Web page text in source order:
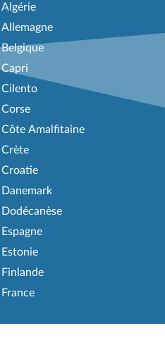
Algérie
Allemagne
Belgique
Capri
Cilento
Corse
Côte Amalfitaine
Crète
Croatie
Danemark
Dodécanèse
Espagne
Estonie
Finlande
France